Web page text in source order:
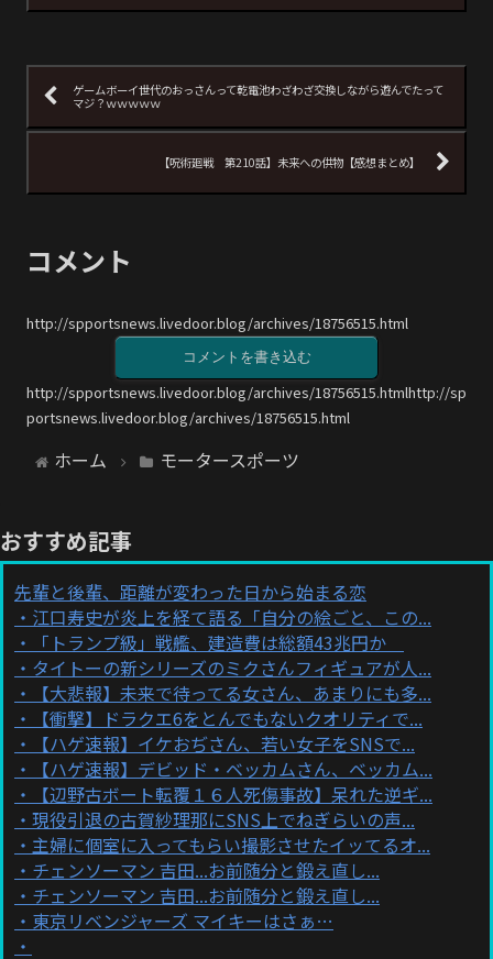
ゲームボーイ世代のおっさんって乾電池わざわざ交換しながら遊んでたって
マジ？ｗｗｗｗｗ
【呪術廻戦 第210話】未来への供物【感想まとめ】
コメント
http://spportsnews.livedoor.blog/archives/18756515.html
コメントを書き込む
http://spportsnews.livedoor.blog/archives/18756515.htmlhttp://sp
portsnews.livedoor.blog/archives/18756515.html
ホーム モータースポーツ
おすすめ記事
先輩と後輩、距離が変わった日から始まる恋
江口寿史が炎上を経て語る「自分の絵ごと、この...
「トランプ級」戦艦、建造費は総額43兆円か
タイトーの新シリーズのミクさんフィギュアが人...
【大悲報】未来で待ってる女さん、あまりにも多...
【衝撃】ドラクエ6をとんでもないクオリティで...
【ハゲ速報】イケおぢさん、若い女子をSNSで...
【ハゲ速報】デビッド・ベッカムさん、ベッカム...
【辺野古ボート転覆１６人死傷事故】呆れた逆ギ...
現役引退の古賀紗理那にSNS上でねぎらいの声...
主婦に個室に入ってもらい撮影させたイッてるオ...
チェンソーマン 吉田...お前随分と鍛え直し...
チェンソーマン 吉田...お前随分と鍛え直し...
東京リベンジャーズ マイキーはさぁ…